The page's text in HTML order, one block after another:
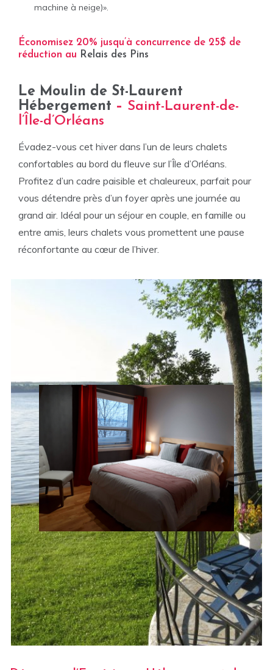
machine à neige)».
Économisez 20% jusqu’à concurrence de 25$ de
réduction au Relais des Pins
Le Moulin de St-Laurent
Hébergement – Saint-Laurent-de-
l’Île-d’Orléans
Évadez-vous cet hiver dans l’un de leurs chalets
confortables au bord du fleuve sur l’Île d’Orléans.
Profitez d’un cadre paisible et chaleureux, parfait pour
vous détendre près d’un foyer après une journée au
grand air. Idéal pour un séjour en couple, en famille ou
entre amis, leurs chalets vous promettent une pause
réconfortante au cœur de l’hiver.